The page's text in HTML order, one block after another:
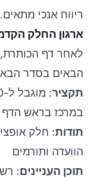
ריווח אנכי מתאים.
ארגון החלק
לאחר דף
הבאים בסדר
תקציר
במרכז בראש הדף
תודות: חלק
הוועדה ותורמים
תוכן העניינים: